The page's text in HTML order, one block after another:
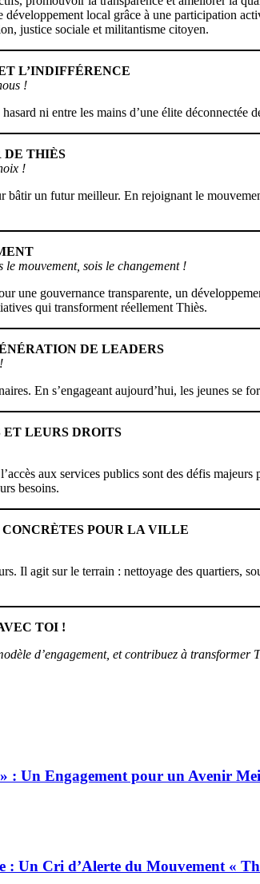
développement local grâce à une participation
justice sociale et militantisme citoyen.
L’INDIFFÉRENCE
!
ni entre les mains d’une élite
DE THIÈS
!
bâtir un futur meilleur. En rejoignant le
mouvement, sois le changement !
une gouvernance transparente, un
qui transforment réellement Thiès.
DE LEADERS
En s’engageant aujourd’hui, les jeunes
LEURS DROITS
aux services publics sont des défis
besoins.
POUR LA VILLE
Il agit sur le terrain : nettoyage des quartiers,
TOI !
d’engagement, et contribuez à transformer
: Un Engagement pour un Avenir
: Un Cri d’Alerte du Mouvement «